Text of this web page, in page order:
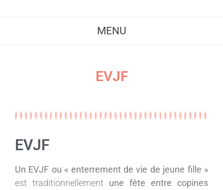
MENU
EVJF
EVJF
Un EVJF ou « enterrement de vie de jeune fille »
est traditionnellement une fête entre copines